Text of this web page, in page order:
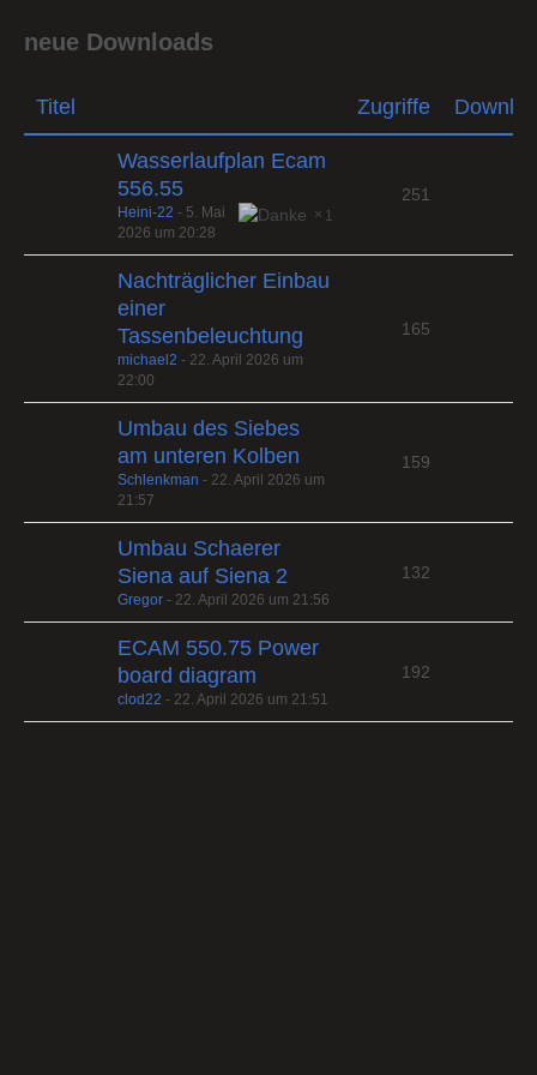
neue Downloads
Titel Zugriffe
Wasserlaufplan Ecam
556.55
1
Heini-22 - 5. Mai
2026 um 20:28
251
Nachträglicher Einbau
einer
Tassenbeleuchtung
michael2 - 22. April 2026 um
22:00
165
Umbau des Siebes
am unteren Kolben
Schlenkman - 22. April 2026 um
21:57
159
Umbau Schaerer
Siena auf Siena 2
Gregor - 22. April 2026 um 21:56
132
ECAM 550.75 Power
board diagram
clod22 - 22. April 2026 um 21:51
192